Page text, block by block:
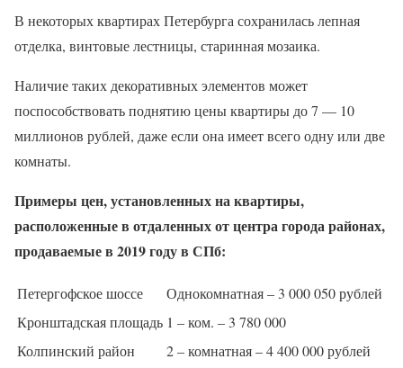
В некоторых квартирах Петербурга сохранилась лепная
отделка, винтовые лестницы, старинная мозаика.
Наличие таких декоративных элементов может
поспособствовать поднятию цены квартиры до 7 — 10
миллионов рублей, даже если она имеет всего одну или две
комнаты.
Примеры цен, установленных на квартиры,
расположенные в отдаленных от центра города районах,
продаваемые в 2019 году в СПб:
Петергофское шоссе
Однокомнатная – 3 000 050 рублей
Кронштадская площадь 1 – ком. – 3 780 000
Колпинский район
2 – комнатная – 4 400 000 рублей